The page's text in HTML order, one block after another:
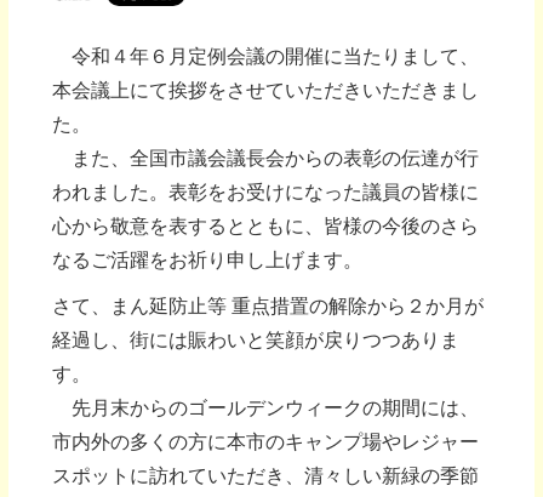
令和４年６月定例会議の開催に当たりまして、
本会議上にて挨拶をさせていただきいただきまし
た。
また、全国市議会議長会からの表彰の伝達が行
われました。表彰をお受けになった議員の皆様に
心から敬意を表するとともに、皆様の今後のさら
なるご活躍をお祈り申し上げます。
さて、まん延防止等 重点措置の解除から２か月が
経過し、街には賑わいと笑顔が戻りつつありま
す。
先月末からのゴールデンウィークの期間には、
市内外の多くの方に本市のキャンプ場やレジャー
スポットに訪れていただき、清々しい新緑の季節